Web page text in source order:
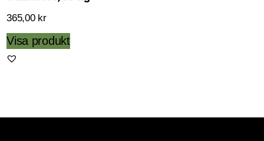
365,00 kr
Visa produkt